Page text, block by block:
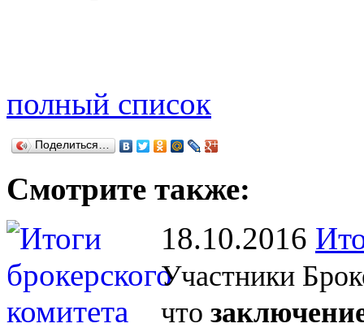
полный список
Поделиться…
Смотрите также:
18.10.2016
Участники
что